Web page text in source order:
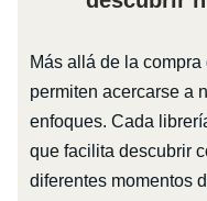
Más allá de la
permiten acercarse a
enfoques. Cada
que facilita descubrir
diferentes momentos